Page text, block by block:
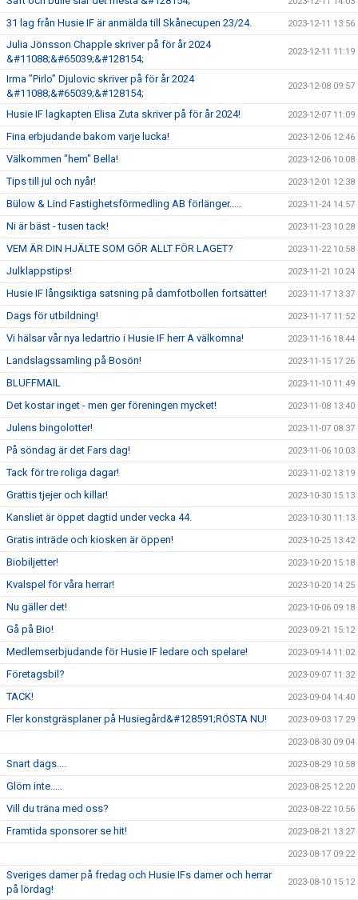
31 lag från Husie IF är anmälda till Skånecupen 23/24. 2023-12-11 13:56
Julia Jönsson Chapple skriver på för år 2024
&#11088;&#65039;&#128154;
2023-12-11 11:19
Irma ”Pirlo” Djulovic skriver på för år 2024
&#11088;&#65039;&#128154;
2023-12-08 09:57
Husie IF lagkapten Elisa Zuta skriver på för år 2024! 2023-12-07 11:09
Fina erbjudande bakom varje lucka! 2023-12-06 12:46
Välkommen "hem" Bella! 2023-12-06 10:08
Tips till jul och nyår! 2023-12-01 12:38
Bülow & Lind Fastighetsförmedling AB förlänger..... 2023-11-24 14:57
Ni är bäst - tusen tack! 2023-11-23 10:28
VEM ÄR DIN HJÄLTE SOM GÖR ALLT FÖR LAGET? 2023-11-22 10:58
Julklappstips! 2023-11-21 10:24
Husie IF långsiktiga satsning på damfotbollen fortsätter! 2023-11-17 13:37
Dags för utbildning! 2023-11-17 11:52
Vi hälsar vår nya ledartrio i Husie IF herr A välkomna! 2023-11-16 18:44
Landslagssamling på Bosön! 2023-11-15 17:26
BLUFFMAIL 2023-11-10 11:49
Det kostar inget - men ger föreningen mycket! 2023-11-08 13:40
Julens bingolotter! 2023-11-07 08:37
På söndag är det Fars dag! 2023-11-06 10:03
Tack för tre roliga dagar! 2023-11-02 13:19
Grattis tjejer och killar! 2023-10-30 15:13
Kansliet är öppet dagtid under vecka 44. 2023-10-30 11:13
Gratis inträde och kiosken är öppen! 2023-10-25 13:42
Biobiljetter! 2023-10-20 15:18
Kvalspel för våra herrar! 2023-10-20 14:25
Nu gäller det! 2023-10-06 09:18
Gå på Bio! 2023-09-21 15:12
Medlemserbjudande för Husie IF ledare och spelare! 2023-09-14 11:02
Företagsbil? 2023-09-07 11:32
TACK! 2023-09-04 14:40
Fler konstgräsplaner på Husiegård&#128591;RÖSTA NU! 2023-09-03 17:29
2023-08-30 09:04
Snart dags.... 2023-08-29 10:58
Glöm inte..... 2023-08-25 12:20
Vill du träna med oss? 2023-08-22 10:56
Framtida sponsorer se hit! 2023-08-21 13:27
2023-08-17 09:22
Sveriges damer på fredag och Husie IFs damer och herrar
på lördag!
2023-08-10 15:12